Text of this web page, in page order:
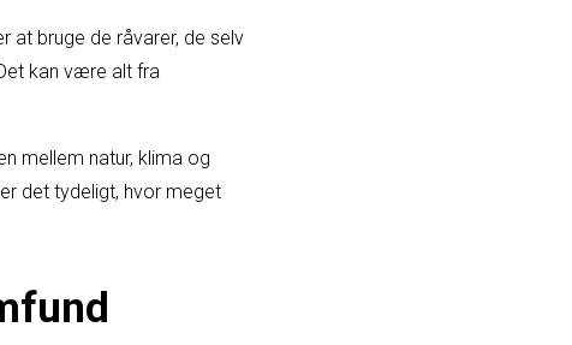
at bruge de råvarer, de selv
kan være alt fra
mellem natur, klima og
det tydeligt, hvor meget